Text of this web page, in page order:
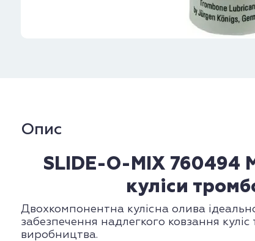
Опис
SLIDE-O-MIX 760494
куліси
Двохкомпонентна кулісна олива
забезпечення надлегкого ковзання
виробництва.